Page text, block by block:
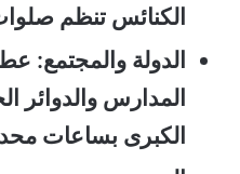
الكنائس تنظم
الدولة والمجتمع:
المدارس والدوائر
الكبرى بساعات